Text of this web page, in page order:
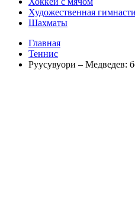
Художественная
Шахматы
Главная
Теннис
Руусувуори – Медведев: